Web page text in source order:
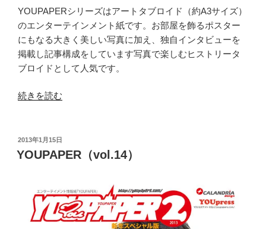
YOUPAPERシリーズはアートタブロイド（約A3サイズ）
のエンターテインメント紙です。お部屋を飾るポスター
にもなる大きく美しい写真に加え、独自インタビューを
掲載し記事構成をしています写真で楽しむヒストリータ
ブロイドとして人気です。
“YOUPAPER（vol.25）”
続きを読む
投
稿
日:
2013年1月15日
YOUPAPER（vol.14）